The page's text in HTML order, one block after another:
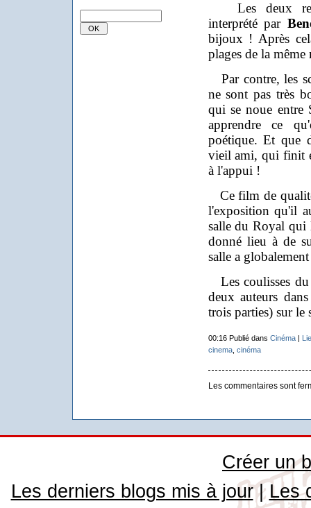
Les deux
interprété par
bijoux ! Après
plages de la même
Par contre, les
ne sont pas très
qui se noue entre
apprendre ce
poétique. Et que
vieil ami, qui finit
à l'appui !
Ce film de
l'exposition qu'il
salle du Royal qui
donné lieu à de
salle a
Les coulisses du
deux auteurs
trois parties) sur le
00:16 Publié dans Cinéma|
cinema, cinéma
Les commentaires sont
Créer un
Les derniers blogs mis à jour| Les